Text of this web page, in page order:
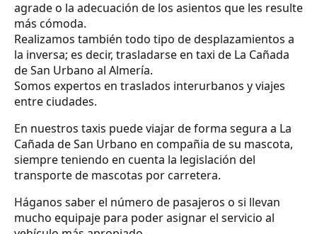
agrade o la adecuación de los asientos que les resulte
más cómoda.
Realizamos también todo tipo de desplazamientos a
la inversa; es decir, trasladarse en taxi de La Cañada
de San Urbano al Almería.
Somos expertos en traslados interurbanos y viajes
entre ciudades.
En nuestros taxis puede viajar de forma segura a La
Cañada de San Urbano en compañia de su mascota,
siempre teniendo en cuenta la legislación del
transporte de mascotas por carretera.
Háganos saber el número de pasajeros o si llevan
mucho equipaje para poder asignar el servicio al